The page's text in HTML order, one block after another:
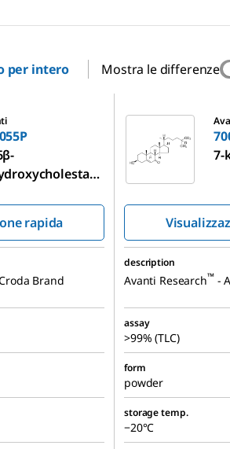
per intero Mostra le differenze
rapida
7-
Brand
description
Avanti Research™-
assay
>99% (TLC)
form
powder
storage temp.
−20°C